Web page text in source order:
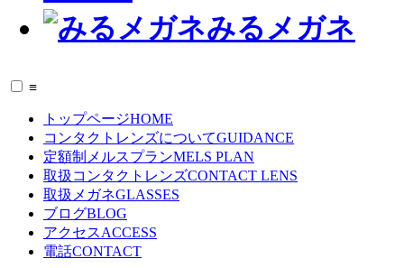
みるメガネ
≡
トップページHOME
コンタクトレンズについてGUIDANCE
定額制メルスプランMELS PLAN
取扱コンタクトレンズCONTACT LENS
取扱メガネGLASSES
ブログBLOG
アクセスACCESS
電話CONTACT